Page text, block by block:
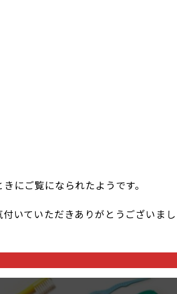
にご覧になられたようです。
いていただきありがとうございまし